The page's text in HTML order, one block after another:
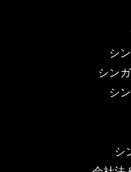
シ
シン
シ
シ